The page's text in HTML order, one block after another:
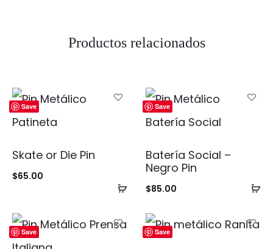
Productos relacionados
Save
Añadir
carrito
Skate or Die Pin
$65.00
Save
Batería Social –
Negro Pin
$85.00
Save Save